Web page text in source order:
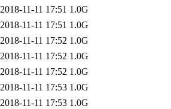
2018-11-11 17:51 1.0G
2018-11-11 17:51 1.0G
2018-11-11 17:52 1.0G
2018-11-11 17:52 1.0G
2018-11-11 17:52 1.0G
2018-11-11 17:53 1.0G
2018-11-11 17:53 1.0G